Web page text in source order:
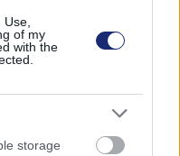
of my
with the
storage
is adunk.